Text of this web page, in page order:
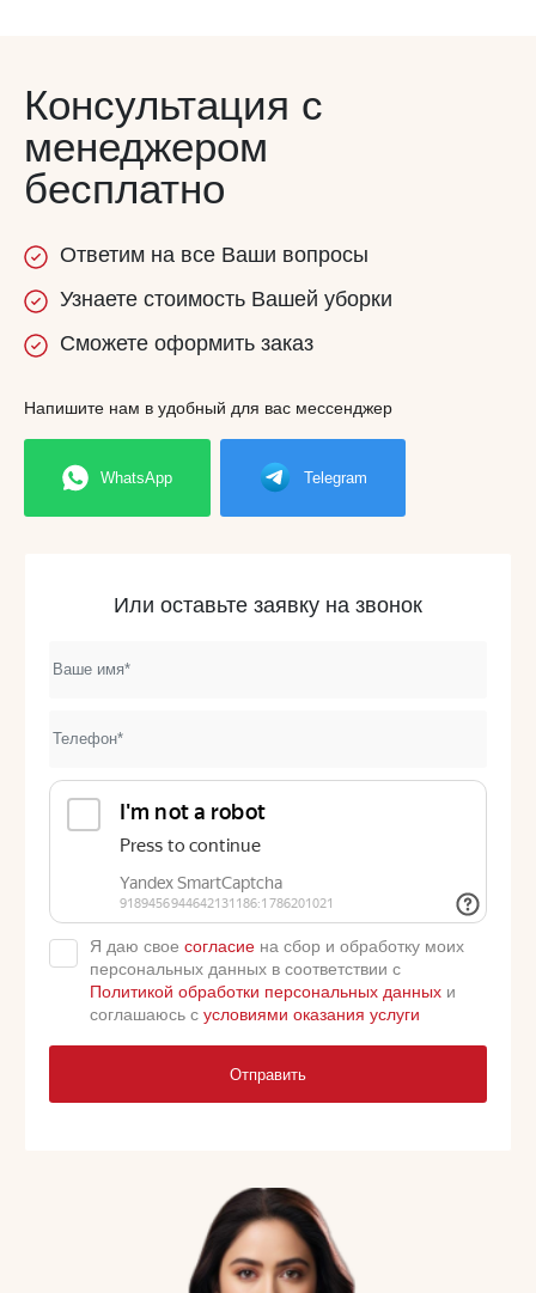
Консультация с
менеджером
бесплатно
Ответим на все Ваши вопросы
Узнаете стоимость Вашей уборки
Сможете оформить заказ
Напишите нам в удобный для вас мессенджер
WhatsApp Telegram
Или оставьте заявку на звонок
Я даю свое согласие на сбор и обработку моих
персональных данных в соответствии с
Политикой обработки персональных данных и
соглашаюсь с условиями оказания услуги
Отправить